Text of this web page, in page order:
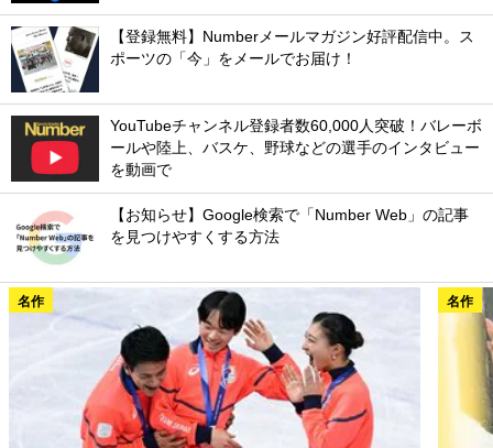
【登録無料】Numberメールマガジン好評配信中。ス
ポーツの「今」をメールでお届け！
YouTubeチャンネル登録者数60,000人突破！バレーボ
ールや陸上、バスケ、野球などの選手のインタビュー
を動画で
【お知らせ】Google検索で「Number Web」の記事
を見つけやすくする方法
名作 名作